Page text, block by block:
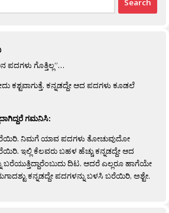
ಪದಗಳು ಗೊತ್ತಿಲ್ಲ”…
ಕನ್ನಡದ್ದೇ ಆದ ಪದಗಳು ಕೂಡಲೆ
ಗಮನಿಸಿ:
ನಿಮಗೆ ಯಾವ ಪದಗಳು ತೋಚುವುದೋ
ಇಲ್ಲಿ ಕೆಲವರು ಬಹಳ ಹೆಚ್ಚು ಕನ್ನಡದ್ದೇ ಆದ
ಬರೆಯುತ್ತಿದ್ದಾರೆಂಬುದು ದಿಟ. ಆದರೆ ಎಲ್ಲರೂ ಹಾಗೆಯೇ
ಕನ್ನಡದ್ದೇ ಪದಗಳನ್ನು ಬಳಸಿ ಬರೆಯಿರಿ, ಅಶ್ಟೇ.